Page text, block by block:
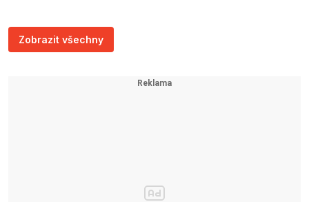
Zobrazit všechny